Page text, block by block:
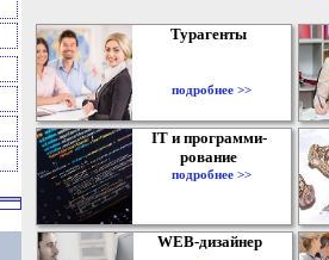
Турагенты
подробнее >>
IT и программи-
рование
подробнее >>
WEB-дизайнер